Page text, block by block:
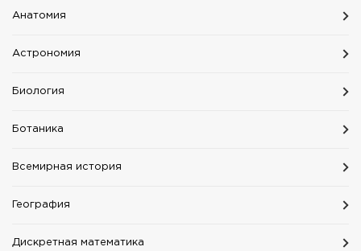
Aнатомия
Астрономия
Биология
Ботаника
Всемирная история
География
Дискретная математика